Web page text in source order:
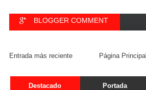
BLOGGER COMMENT
Entrada más reciente Página Principal
Destacado Portada